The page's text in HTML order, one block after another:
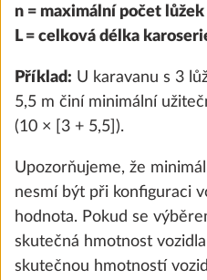
Startovací balíček E-
(nivelace vozidla a
n = maximální počet lůžek
L = celková délka
Příklad: U karavanu s 3
5,5 m činí minimální
(10 × [3 + 5,5]).
Upozorňujeme, že
nesmí být při konfiguraci
hodnota. Pokud se
skutečná hmotnost
skutečnou hmotností